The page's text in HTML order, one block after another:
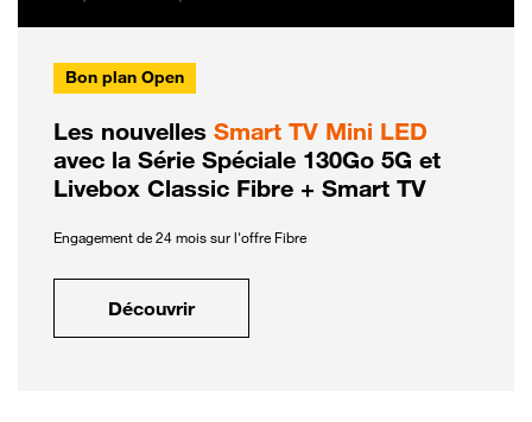
Bon plan Open
Les nouvelles Smart TV Mini LED
avec la Série Spéciale 130Go 5G et
Livebox Classic Fibre + Smart TV
Engagement de 24 mois sur l'offre Fibre
Découvrir